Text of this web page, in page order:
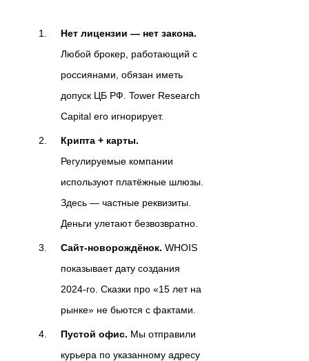
Нет лицензии — нет закона.
Любой брокер, работающий с
россиянами, обязан иметь
допуск ЦБ РФ. Tower Research
Capital его игнорирует.
Крипта + карты.
Регулируемые компании
используют платёжные шлюзы.
Здесь — частные реквизиты.
Деньги улетают безвозвратно.
Сайт-новорождёнок. WHOIS
показывает дату создания
2024-го. Сказки про «15 лет на
рынке» не бьются с фактами.
Пустой офис. Мы отправили
курьера по указанному адресу